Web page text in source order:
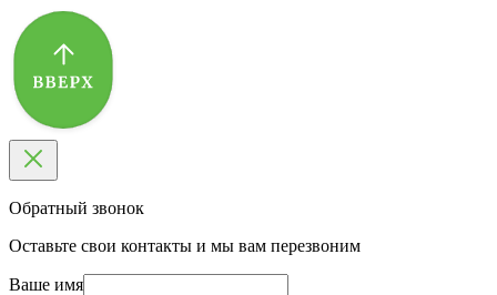
Обратный звонок
Оставьте свои контакты и мы вам перезвоним
Ваше имя